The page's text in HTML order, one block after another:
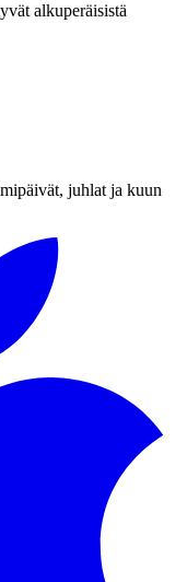
alkuperäisistä
juhlat ja kuun